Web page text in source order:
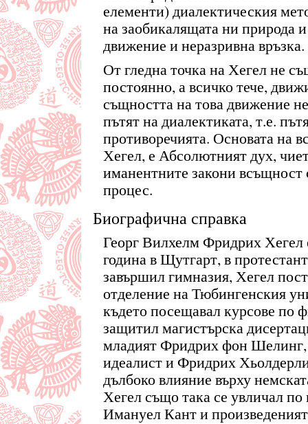
елементи) диалектическия
на заобикалящата ни природа
движение и неразривна връзка.
От гледна точка на Хегел не
постоянно, а всичко тече,
същността на това движение
пътят на диалектиката, т.е.
противоречията. Основата на
Хегел, е Абсолютният дух,
иманентните закони всъщност
процес.
Биографична справка
Георг Вилхелм Фридрих Хегел
година в Щутгарт, в
завършил гимназия, Хегел
отделение на Тюбингенския
където посещавал курсове по
защитил магистърска
младият Фридрих фон
идеалист и Фридрих
дълбоко влияние върху
Хегел също така се увличал по
Имануел Кант и